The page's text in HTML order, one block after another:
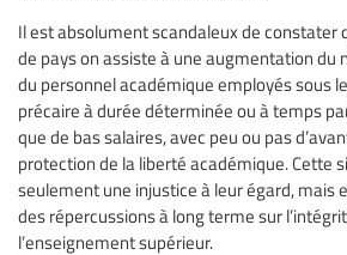
Il est absolument scandaleux de constater
de pays on assiste à une augmentation du
du personnel académique employés sous
précaire à durée déterminée ou à temps
que de bas salaires, avec peu ou pas
protection de la liberté académique. Cette
seulement une injustice à leur égard, mais
des répercussions à long terme sur
l’enseignement supérieur.